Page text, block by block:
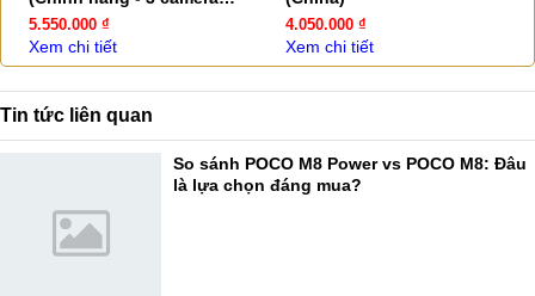
108MP)
5.550.000 ₫
Xem chi tiết
4.050.000 ₫
Xem chi tiết
Tin tức liên quan
So sánh POCO M8 Power vs POCO M8: Đâu
là lựa chọn đáng mua?